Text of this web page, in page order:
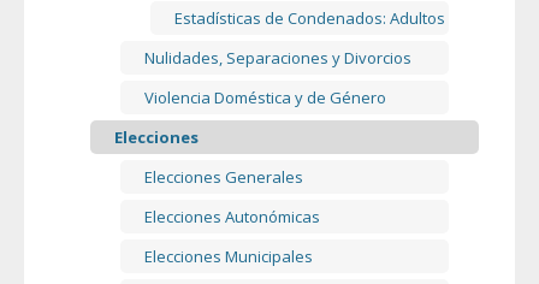
Estadísticas de Condenados: Adultos
Nulidades, Separaciones y Divorcios
Violencia Doméstica y de Género
Elecciones
Elecciones Generales
Elecciones Autonómicas
Elecciones Municipales